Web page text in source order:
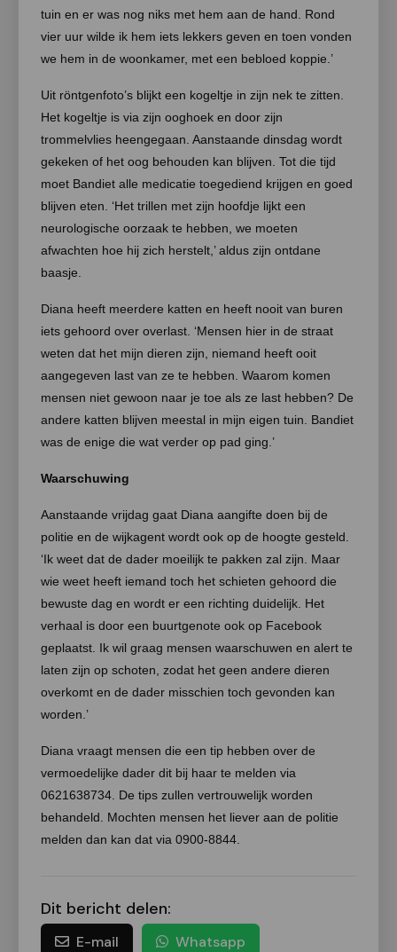
tuin en er was nog niks met hem aan de hand. Rond
vier uur wilde ik hem iets lekkers geven en toen vonden
we hem in de woonkamer, met een bebloed koppie.’
Uit röntgenfoto’s blijkt een kogeltje in zijn nek te zitten.
Het kogeltje is via zijn ooghoek en door zijn
trommelvlies heengegaan. Aanstaande dinsdag wordt
gekeken of het oog behouden kan blijven. Tot die tijd
moet Bandiet alle medicatie toegediend krijgen en goed
blijven eten. ‘Het trillen met zijn hoofdje lijkt een
neurologische oorzaak te hebben, we moeten
afwachten hoe hij zich herstelt,’ aldus zijn ontdane
baasje.
Diana heeft meerdere katten en heeft nooit van buren
iets gehoord over overlast. ‘Mensen hier in de straat
weten dat het mijn dieren zijn, niemand heeft ooit
aangegeven last van ze te hebben. Waarom komen
mensen niet gewoon naar je toe als ze last hebben? De
andere katten blijven meestal in mijn eigen tuin. Bandiet
was de enige die wat verder op pad ging.’
Waarschuwing
Aanstaande vrijdag gaat Diana aangifte doen bij de
politie en de wijkagent wordt ook op de hoogte gesteld.
‘Ik weet dat de dader moeilijk te pakken zal zijn. Maar
wie weet heeft iemand toch het schieten gehoord die
bewuste dag en wordt er een richting duidelijk. Het
verhaal is door een buurtgenote ook op Facebook
geplaatst. Ik wil graag mensen waarschuwen en alert te
laten zijn op schoten, zodat het geen andere dieren
overkomt en de dader misschien toch gevonden kan
worden.’
Diana vraagt mensen die een tip hebben over de
vermoedelijke dader dit bij haar te melden via
0621638734. De tips zullen vertrouwelijk worden
behandeld. Mochten mensen het liever aan de politie
melden dan kan dat via 0900-8844.
Dit bericht delen:
E-mail Whatsapp